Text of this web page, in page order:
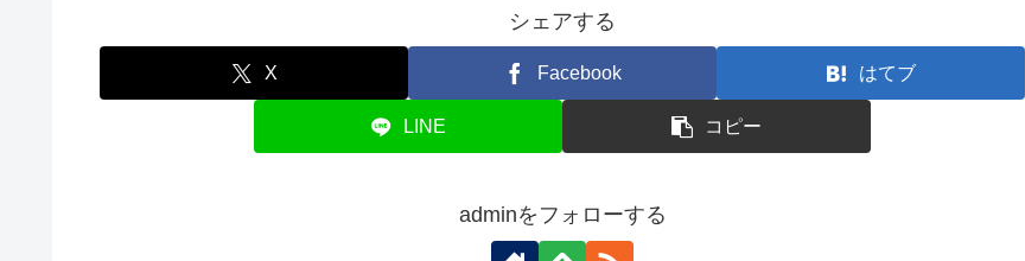
シェアする
X Facebook はてブ
LINE コピー
adminをフォローする